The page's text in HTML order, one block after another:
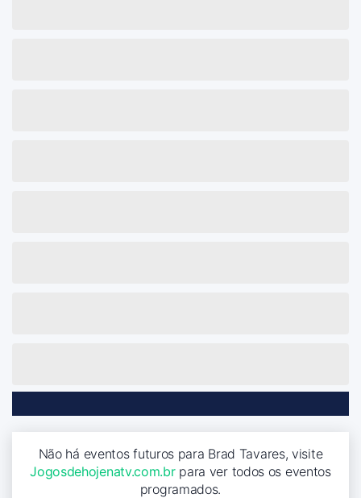
Não há eventos futuros para Brad Tavares, visite
Jogosdehojenatv.com.brpara ver todos os eventos
programados.